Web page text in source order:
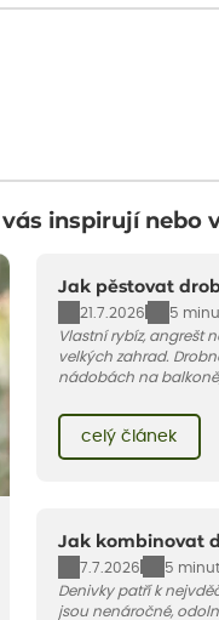
inspirují nebo
Jak pěstovat
21.7.2026
5
Vlastní rybíz, angrešt
velkých zahrad.
nádobách na
pár základních
celý článek
Jak kombinovat
7.7.2026
5
Denivky patří k
jsou nenáročné,